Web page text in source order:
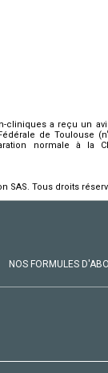
a reçu un
de Toulouse (n
normale à la
SAS. Tous droits
NOS FORMULES